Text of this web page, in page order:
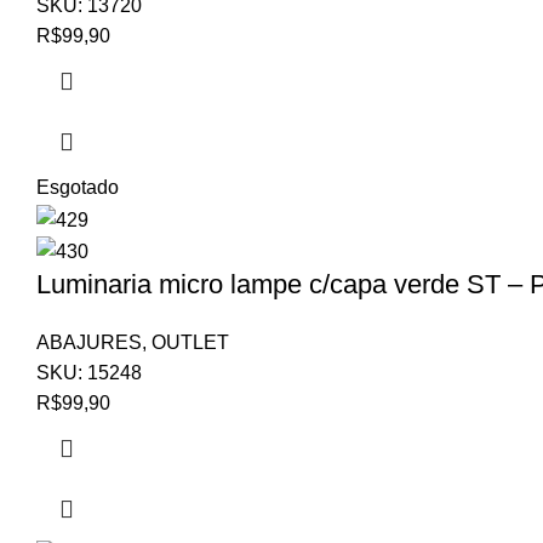
SKU: 13720
R$99,90
Esgotado
Luminaria micro lampe c/capa verde ST –
ABAJURES, OUTLET
SKU: 15248
R$99,90